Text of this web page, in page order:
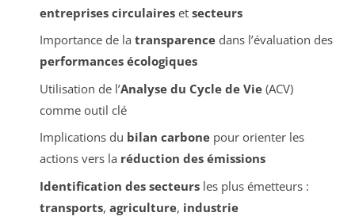
entreprises circulaireset secteurs
Importance de la transparencedans l’évaluation des
performances écologiques
Utilisation de l’Analyse du Cycle de Vie(ACV)
comme outil clé
Implications du bilan carbonepour orienter les
actions vers la réduction des émissions
Identification des secteursles plus émetteurs :
transports, agriculture, industrie